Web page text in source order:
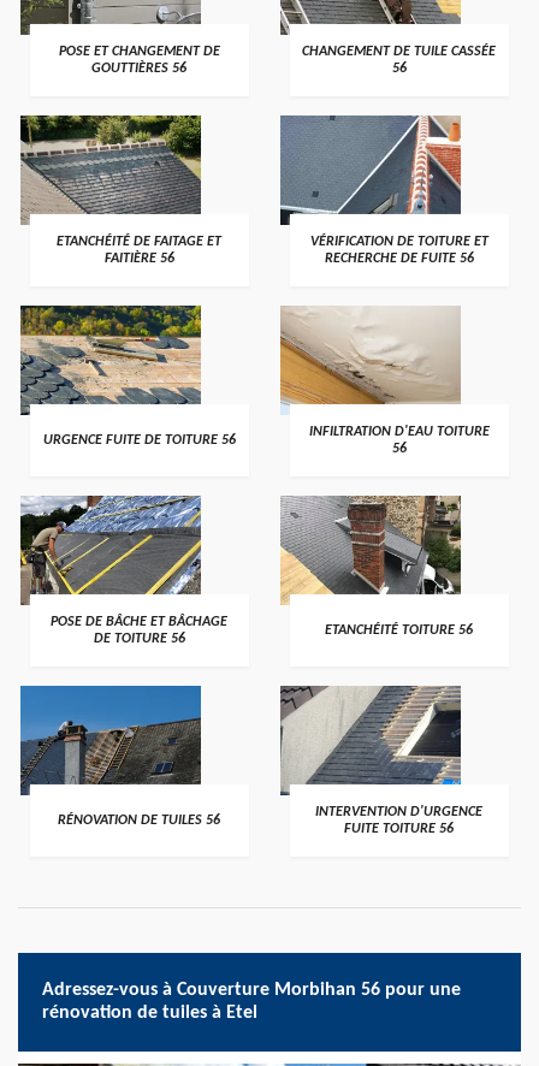
>
POSE ET CHANGEMENT DE
GOUTTIÈRES 56
>
CHANGEMENT DE TUILE CASSÉE
56
>
ETANCHÉITÉ DE FAITAGE ET
FAITIÈRE 56
>
VÉRIFICATION DE TOITURE ET
RECHERCHE DE FUITE 56
>
URGENCE FUITE DE TOITURE 56 >
INFILTRATION D'EAU TOITURE
56
>
POSE DE BÂCHE ET BÂCHAGE
DE TOITURE 56
>
ETANCHÉITÉ TOITURE 56
>
RÉNOVATION DE TUILES 56 >
INTERVENTION D'URGENCE
FUITE TOITURE 56
Adressez-vous à Couverture Morbihan 56 pour une
rénovation de tuiles à Etel